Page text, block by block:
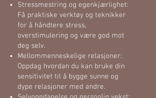
Stressmestring og egenkjærlighet:
Få praktiske verktøy og teknikker
for å håndtere stress,
overstimulering og være god mot
deg selv.
Mellommenneskelige relasjoner:
Oppdag hvordan du kan bruke din
sensitivitet til å bygge sunne og
dype relasjoner med andre.